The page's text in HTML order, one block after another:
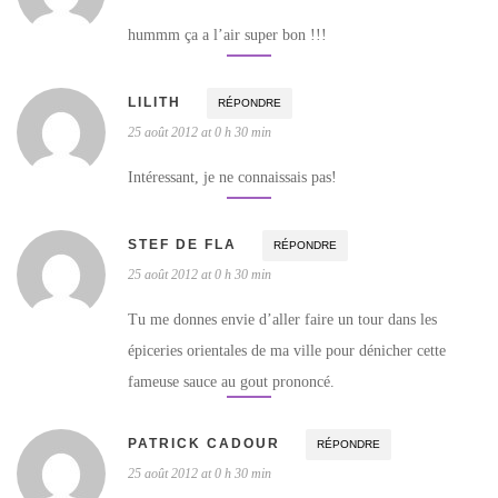
hummm ça a l’air super bon !!!
LILITH RÉPONDRE
25 août 2012 at 0 h 30 min
Intéressant, je ne connaissais pas!
STEF DE FLA RÉPONDRE
25 août 2012 at 0 h 30 min
Tu me donnes envie d’aller faire un tour dans les
épiceries orientales de ma ville pour dénicher cette
fameuse sauce au gout prononcé.
PATRICK CADOUR RÉPONDRE
25 août 2012 at 0 h 30 min